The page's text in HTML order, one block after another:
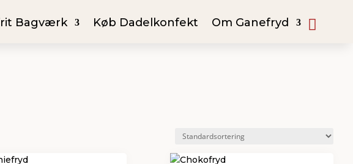
Bagværk Køb Dadelkonfekt Om Ganefryd